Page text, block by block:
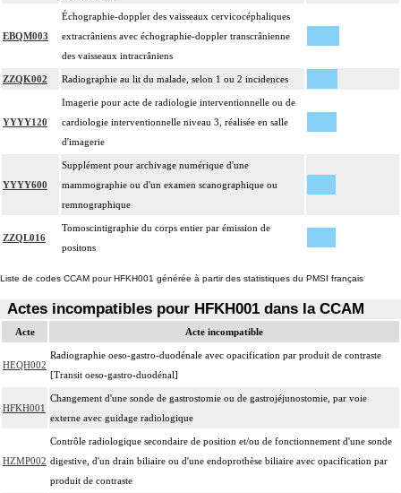
EBQM003
Échographie-doppler des vaisseaux cervicocéphaliques
extracrâniens avec échographie-doppler transcrânienne
des vaisseaux intracrâniens
ZZQK002 Radiographie au lit du malade, selon 1 ou 2 incidences
YYYY120
Imagerie pour acte de radiologie interventionnelle ou de
cardiologie interventionnelle niveau 3, réalisée en salle
d'imagerie
YYYY600
Supplément pour archivage numérique d'une
mammographie ou d'un examen scanographique ou
remnographique
ZZQL016
Tomoscintigraphie du corps entier par émission de
positons
Liste de codes CCAM pour HFKH001 générée à partir des statistiques du PMSI français
Actes incompatibles pour HFKH001 dans la CCAM
Acte Acte incompatible
HEQH002
Radiographie oeso-gastro-duodénale avec opacification par produit de contraste
[Transit oeso-gastro-duodénal]
HFKH001
Changement d'une sonde de gastrostomie ou de gastrojéjunostomie, par voie
externe avec guidage radiologique
HZMP002
Contrôle radiologique secondaire de position et/ou de fonctionnement d'une sonde
digestive, d'un drain biliaire ou d'une endoprothèse biliaire avec opacification par
produit de contraste